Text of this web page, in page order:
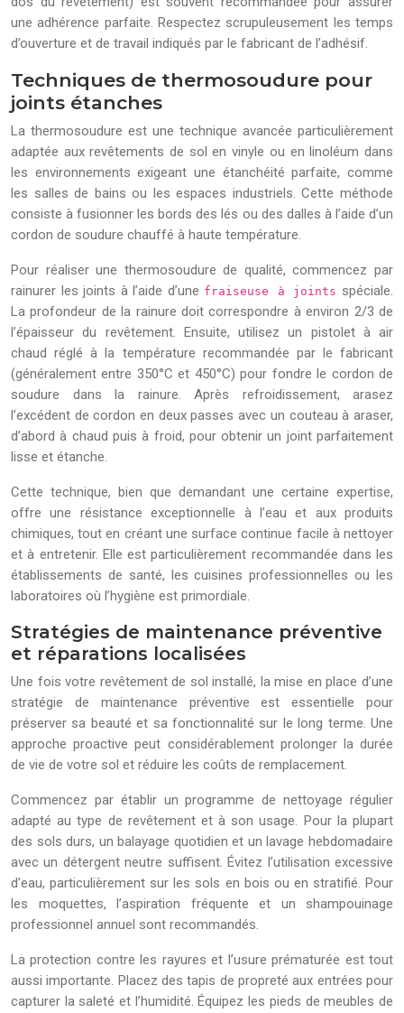
une adhérence parfaite. Respectez scrupuleusement les temps
d’ouverture et de travail indiqués par le fabricant de l’adhésif.
Techniques de thermosoudure pour
joints étanches
La thermosoudure est une technique avancée particulièrement
adaptée aux revêtements de sol en vinyle ou en linoléum dans
les environnements exigeant une étanchéité parfaite, comme
les salles de bains ou les espaces industriels. Cette méthode
consiste à fusionner les bords des lés ou des dalles à l’aide d’un
cordon de soudure chauffé à haute température.
Pour réaliser une thermosoudure de qualité, commencez par
rainurer les joints à l’aide d’une fraiseuse à joints spéciale.
La profondeur de la rainure doit correspondre à environ 2/3 de
l’épaisseur du revêtement. Ensuite, utilisez un pistolet à air
chaud réglé à la température recommandée par le fabricant
(généralement entre 350°C et 450°C) pour fondre le cordon de
soudure dans la rainure. Après refroidissement, arasez
l’excédent de cordon en deux passes avec un couteau à araser,
d’abord à chaud puis à froid, pour obtenir un joint parfaitement
lisse et étanche.
Cette technique, bien que demandant une certaine expertise,
offre une résistance exceptionnelle à l’eau et aux produits
chimiques, tout en créant une surface continue facile à nettoyer
et à entretenir. Elle est particulièrement recommandée dans les
établissements de santé, les cuisines professionnelles ou les
laboratoires où l’hygiène est primordiale.
Stratégies de maintenance préventive
et réparations localisées
Une fois votre revêtement de sol installé, la mise en place d’une
stratégie de maintenance préventive est essentielle pour
préserver sa beauté et sa fonctionnalité sur le long terme. Une
approche proactive peut considérablement prolonger la durée
de vie de votre sol et réduire les coûts de remplacement.
Commencez par établir un programme de nettoyage régulier
adapté au type de revêtement et à son usage. Pour la plupart
des sols durs, un balayage quotidien et un lavage hebdomadaire
avec un détergent neutre suffisent. Évitez l’utilisation excessive
d’eau, particulièrement sur les sols en bois ou en stratifié. Pour
les moquettes, l’aspiration fréquente et un shampouinage
professionnel annuel sont recommandés.
La protection contre les rayures et l’usure prématurée est tout
aussi importante. Placez des tapis de propreté aux entrées pour
capturer la saleté et l’humidité. Équipez les pieds de meubles de